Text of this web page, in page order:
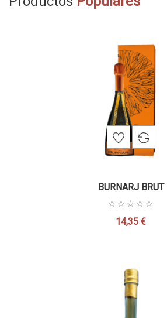
BURNARJ BRUT
Precio
14,35 €